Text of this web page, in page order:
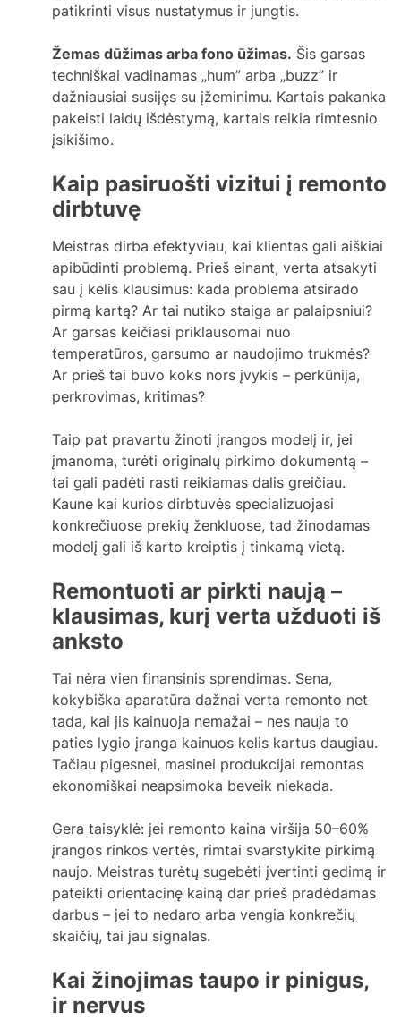
patikrinti visus nustatymus ir jungtis.
Žemas dūžimas arba fono ūžimas. Šis garsas
techniškai vadinamas „hum” arba „buzz” ir
dažniausiai susijęs su įžeminimu. Kartais pakanka
pakeisti laidų išdėstymą, kartais reikia rimtesnio
įsikišimo.
Kaip pasiruošti vizitui į remonto
dirbtuvę
Meistras dirba efektyviau, kai klientas gali aiškiai
apibūdinti problemą. Prieš einant, verta atsakyti
sau į kelis klausimus: kada problema atsirado
pirmą kartą? Ar tai nutiko staiga ar palaipsniui?
Ar garsas keičiasi priklausomai nuo
temperatūros, garsumo ar naudojimo trukmės?
Ar prieš tai buvo koks nors įvykis – perkūnija,
perkrovimas, kritimas?
Taip pat pravartu žinoti įrangos modelį ir, jei
įmanoma, turėti originalų pirkimo dokumentą –
tai gali padėti rasti reikiamas dalis greičiau.
Kaune kai kurios dirbtuvės specializuojasi
konkrečiuose prekių ženkluose, tad žinodamas
modelį gali iš karto kreiptis į tinkamą vietą.
Remontuoti ar pirkti naują –
klausimas, kurį verta užduoti iš
anksto
Tai nėra vien finansinis sprendimas. Sena,
kokybiška aparatūra dažnai verta remonto net
tada, kai jis kainuoja nemažai – nes nauja to
paties lygio įranga kainuos kelis kartus daugiau.
Tačiau pigesnei, masinei produkcijai remontas
ekonomiškai neapsimoka beveik niekada.
Gera taisyklė: jei remonto kaina viršija 50–60%
įrangos rinkos vertės, rimtai svarstykite pirkimą
naujo. Meistras turėtų sugebėti įvertinti gedimą ir
pateikti orientacinę kainą dar prieš pradėdamas
darbus – jei to nedaro arba vengia konkrečių
skaičių, tai jau signalas.
Kai žinojimas taupo ir pinigus,
ir nervus